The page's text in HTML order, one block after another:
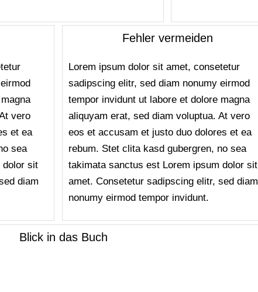
vero
et ea
sea
dolor sit
diam
Fehler vermeiden
Lorem ipsum dolor sit amet, consetetur
sadipscing elitr, sed diam nonumy eirmod
tempor invidunt ut labore et dolore magna
aliquyam erat, sed diam voluptua. At vero
eos et accusam et justo duo dolores et ea
rebum. Stet clita kasd gubergren, no sea
takimata sanctus est Lorem ipsum dolor sit
amet. Consetetur sadipscing elitr, sed diam
nonumy eirmod tempor invidunt.
Blick in das Buch